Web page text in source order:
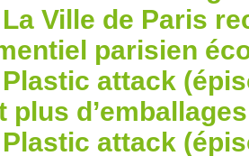
La Ville de Paris
parisien
Plastic attack
plus
Plastic attack